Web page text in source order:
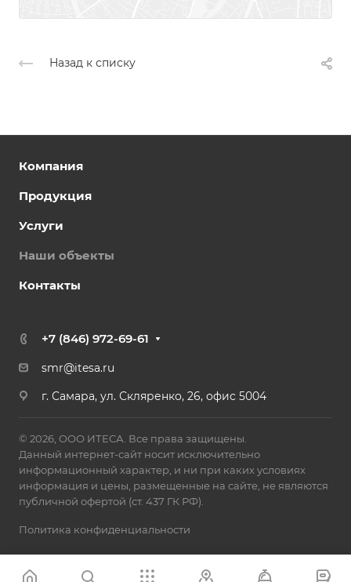
Назад к списку
Компания
Продукция
Услуги
Наши объекты
Контакты
+7 (846) 972-69-61
smr@itesa.ru
г. Самара, ул. Скляренко, 26, офис 5004
© 2026, ООО ИТЕСА. Все права защищены.
Данный интернет-сайт носит исключительно
информационный характер, и ни при каких условиях
информация и цены, размещенные на сайте, не являются
публичной офертой (ст. 437 ГК РФ).
Политика конфиденциальности